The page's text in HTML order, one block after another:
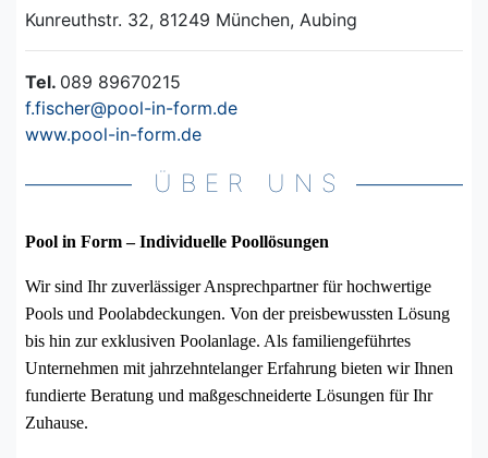
Kunreuthstr. 32, 81249 München, Aubing
Tel. 089 89670215
f.fischer@pool-in-form.de
www.pool-in-form.de
ÜBER UNS
Pool in Form – Individuelle Poollösungen
Wir sind Ihr zuverlässiger Ansprechpartner für hochwertige
Pools und Poolabdeckungen. Von der preisbewussten Lösung
bis hin zur exklusiven Poolanlage. Als familiengeführtes
Unternehmen mit jahrzehntelanger Erfahrung bieten wir Ihnen
fundierte Beratung und maßgeschneiderte Lösungen für Ihr
Zuhause.